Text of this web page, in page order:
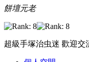
餅壇元老
超級手塚治虫迷 歡迎交